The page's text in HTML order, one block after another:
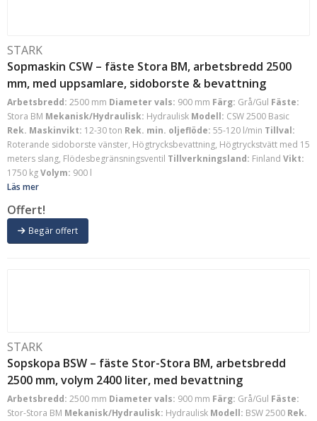
STARK
Sopmaskin CSW – fäste Stora BM, arbetsbredd 2500
mm, med uppsamlare, sidoborste & bevattning
Arbetsbredd: 2500 mm Diameter vals: 900 mm Färg: Grå/Gul Fäste:
Stora BM Mekanisk/Hydraulisk: Hydraulisk Modell: CSW 2500 Basic
Rek. Maskinvikt: 12-30 ton Rek. min. oljeflöde: 55-120 l/min Tillval:
Roterande sidoborste vänster, Högtrycksbevattning, Högtryckstvätt med 15
meters slang, Flödesbegränsningsventil Tillverkningsland: Finland Vikt:
1750 kgVolym: 900 l
Läs mer
Offert!
Begär offert
STARK
Sopskopa BSW – fäste Stor-Stora BM, arbetsbredd
2500 mm, volym 2400 liter, med bevattning
Arbetsbredd: 2500 mm Diameter vals: 900 mm Färg: Grå/Gul Fäste:
Stor-Stora BM Mekanisk/Hydraulisk: Hydraulisk Modell: BSW 2500 Rek.